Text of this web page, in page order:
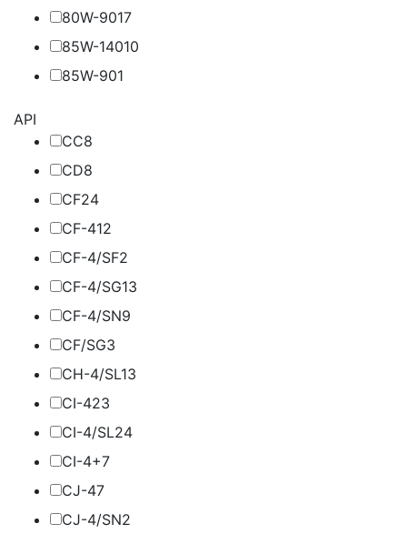
80W-9017
85W-14010
85W-901
API
CC8
CD8
CF24
CF-412
CF-4/SF2
CF-4/SG13
CF-4/SN9
CF/SG3
CH-4/SL13
CI-423
CI-4/SL24
CI-4+7
CJ-47
CJ-4/SN2